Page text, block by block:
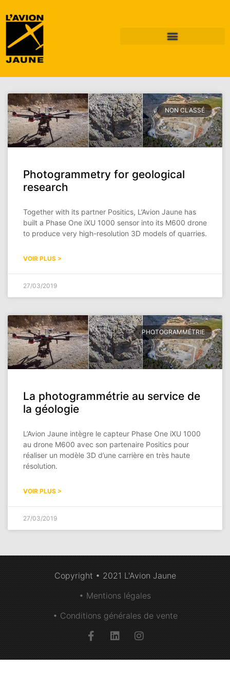
Mois : mars 2019
NON CLASSÉ
Photogrammetry for geological
research
Together with its partner Positics, L’Avion Jaune has
built a Phase One iXU 1000 sensor into its M600 drone
to produce very high-resolution 3D models of quarries.
VOIR PLUS >
27/03/2019
PHOTOGRAMMÉTRIE
La photogrammétrie au service de
la géologie
L’Avion Jaune intègre le capteur Phase One iXU 1000
au drone M600 avec son partenaire Positics pour
réaliser un modèle 3D d’une carrière en très haute
résolution.
VOIR PLUS >
27/03/2019
Copyright • 2021 L'Avion Jaune
• Mentions légales
• Conditions générales de vente